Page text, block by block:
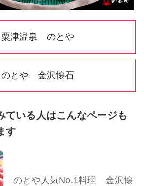
粟津温泉 のとや
のとや 金沢懐石
ている人はこんなページも
す
のとや人気No.1料理 金沢懐